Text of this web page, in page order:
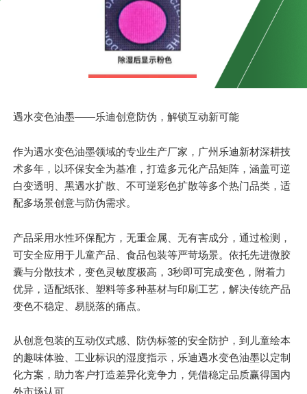
遇水变色油墨——乐迪创意防伪，解锁互动新可能
作为遇水变色油墨领域的专业生产厂家 ，广州乐迪新材深耕技
术多年，以环保安全为基准 ，打造多元化产品矩阵，涵盖可逆
白变透明、黑遇水扩散、不可逆彩色扩散等多个热门品类，适
配多场景创意与防伪需求。
产品采用水性环保配方，无重金属、无有害成分，通过检测，
可安全应用于儿童产品、食品包装等严苛场景。依托先进微胶
囊与分散技术，变色灵敏度极高，3秒即可完成变色，附着力
优异，适配纸张、塑料等多种基材与印刷工艺，解决传统产品
变色不稳定、易脱落的痛点。
从创意包装的互动仪式感、防伪标签的安全防护，到儿童绘本
的趣味体验、工业标识的湿度指示，乐迪遇水变色油墨以定制
化方案，助力客户打造差异化竞争力，凭借稳定品质赢得国内
外市场认可。